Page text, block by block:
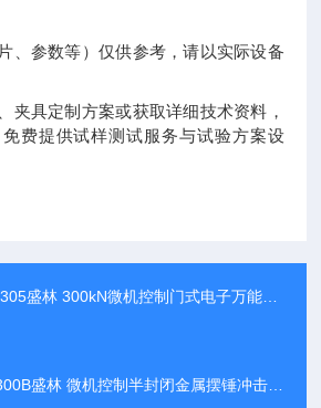
、参数等）仅供参考，请以实际设备
夹具定制方案或获取详细技术资料，
费提供试样测试服务与试验方案设
盛林 300kN微机控制门式电子万能试验机
盛林 微机控制半封闭金属摆锤冲击试验机